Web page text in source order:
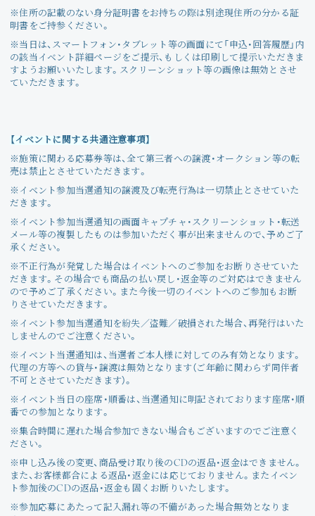
※住所の記載のない身分証明書をお持ちの際は別途現住所の分かる証
明書をご持参ください。
※当日は、スマートフォン・タブレット等の画面にて「申込・回答履歴」内
の該当イベント詳細ページをご提示、もしくは印刷して提示いただきま
すようお願いいたします。スクリーンショット等の画像は無効とさせ
ていただきます。
【イベントに関する共通注意事項】
※施策に関わる応募券等は、全て第三者への譲渡・オークション等の転
売は禁止とさせていただきます。
※イベント参加当選通知の譲渡及び転売行為は一切禁止とさせていた
だきます。
※イベント参加当選通知の画面キャプチャ・スクリーンショット・転送
メール等の複製したものは参加いただく事が出来ませんので、予めご了
承ください。
※不正行為が発覚した場合はイベントへのご参加をお断りさせていた
だきます。その場合でも商品の払い戻し・返金等のご対応はできません
ので予めご了承ください。また今後一切のイベントへのご参加もお断
りさせていただきます。
※イベント参加当選通知を紛失／盗難／破損された場合、再発行はいた
しませんのでご注意ください。
※イベント当選通知は、当選者ご本人様に対してのみ有効となります。
代理の方等への貸与・譲渡は無効となります（ご年齢に関わらず同伴者
不可とさせていただきます）。
※イベント当日の座席・順番は、当選通知に明記されております座席・順
番での参加となります。
※集合時間に遅れた場合参加できない場合もございますのでご注意く
ださい。
※申し込み後の変更、商品受け取り後のCDの返品・返金はできません。
また、お客様都合による返品・返金には応じておりません。またイベン
ト参加後のCDの返品・返金も固くお断りいたします。
※参加応募にあたって記入漏れ等の不備があった場合無効となりま